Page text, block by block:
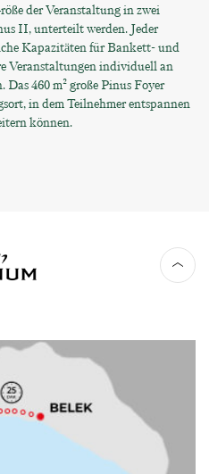
der Veranstaltung in zwei
II, unterteilt werden. Jeder
Kapazitäten für Bankett- und
Veranstaltungen individuell an
460 m² große Pinus Foyer
in dem Teilnehmer entspannen
können.